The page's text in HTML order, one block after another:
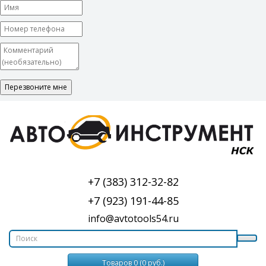
+7 (383) 312-32-82
+7 (923) 191-44-85
info@avtotools54.ru
Товаров 0 (0 руб.)